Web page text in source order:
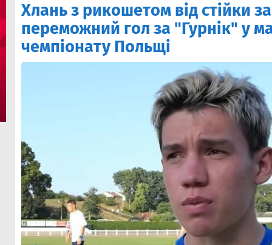
Хлань з рикошетом від стійки
переможний гол за "Гурнік" у
чемпіонату Польщі